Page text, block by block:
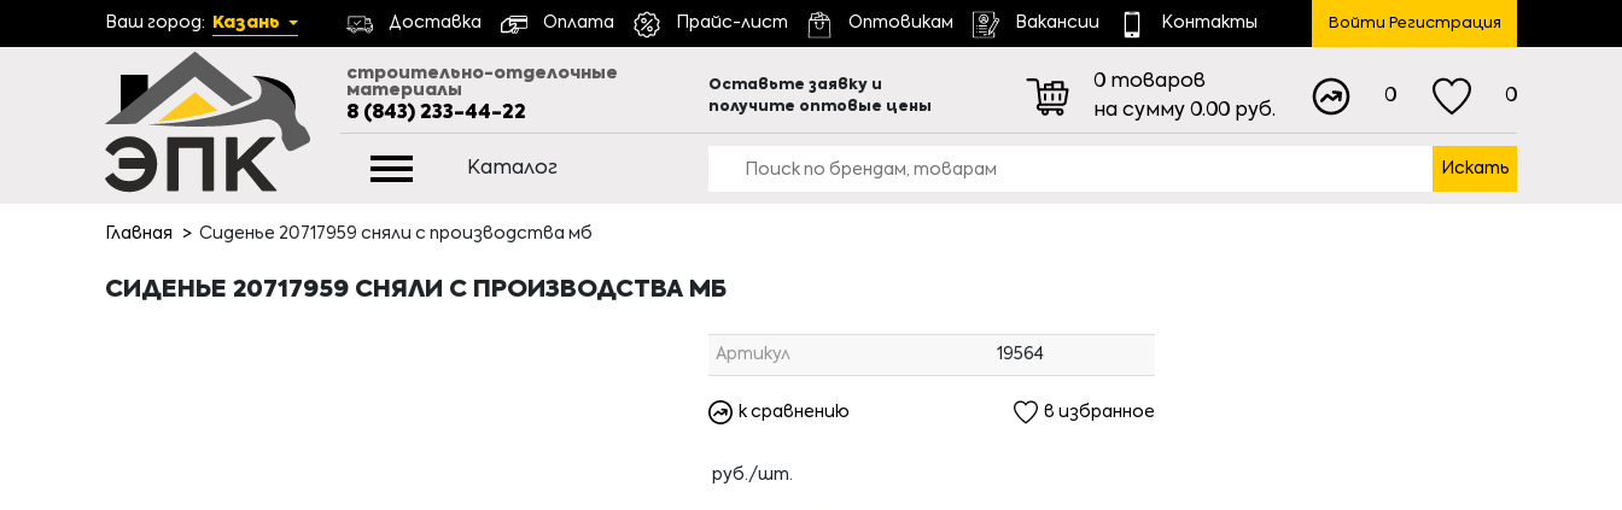
Ваш город: Казань Доставка Оплата Прайс-лист Оптовикам Вакансии Контакты Войти Регистрация
строительно-отделочные
материалы
8 (843) 233-44-22
Оставьте заявку и
получите оптовые цены
0 товаров
на сумму 0.00 руб.
0 0
Каталог Искать
Главная Сиденье 20717959 сняли с производства мб
СИДЕНЬЕ 20717959 СНЯЛИ С ПРОИЗВОДСТВА МБ
Артикул 19564
к сравнению в избранное
руб./шт.